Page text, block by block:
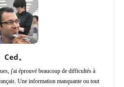
Ced。
j'ai éprouvé beaucoup de difficultés à
Une information manquante ou tout